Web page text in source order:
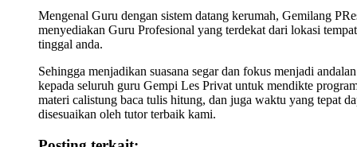
Mengenal Guru dengan sistem datang kerumah, Gemilang
menyediakan Guru Profesional yang terdekat dari lokasi tempat
tinggal anda.
Sehingga menjadikan suasana segar dan fokus menjadi andalan
kepada seluruh guru Gempi Les Privat untuk mendikte
materi calistung baca tulis hitung, dan juga waktu yang tepat
disesuaikan oleh tutor terbaik kami.